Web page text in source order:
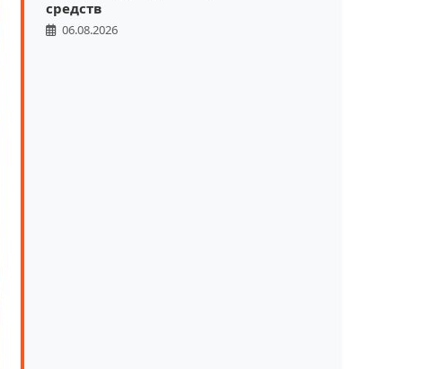
средств
06.08.2026